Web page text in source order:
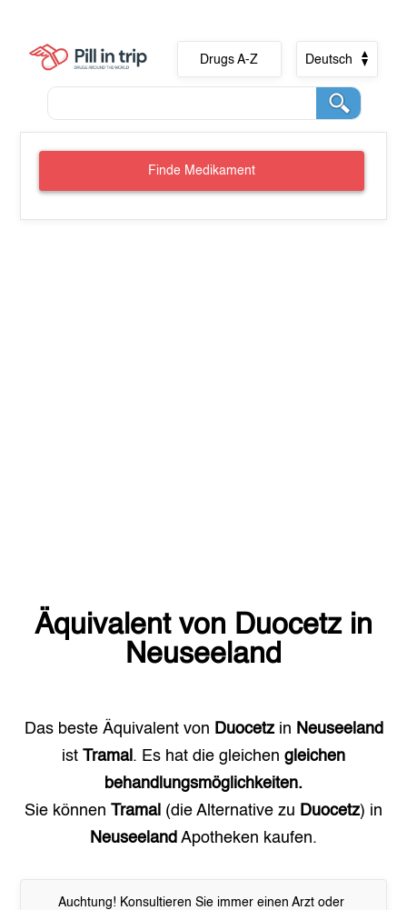
Drugs A-Z Deutsch
Finde Medikament
Äquivalent von Duocetzin
Neuseeland
Das beste Äquivalent von Duocetzin Neuseeland
ist Tramal . Es hat die gleichen gleichen
behandlungsmöglichkeiten.
Sie können Tramal (die Alternative zu Duocetz) in
Neuseeland Apotheken kaufen.
Auchtung! Konsultieren Sie immer einen Arzt oder